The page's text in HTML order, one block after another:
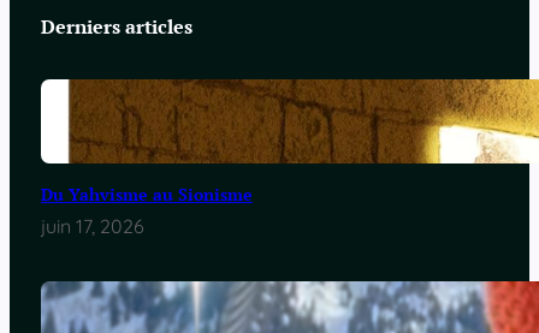
Derniers articles
Du Yahvisme au Sionisme
juin 17, 2026